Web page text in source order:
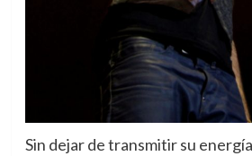
Sin dejar de transmitir su